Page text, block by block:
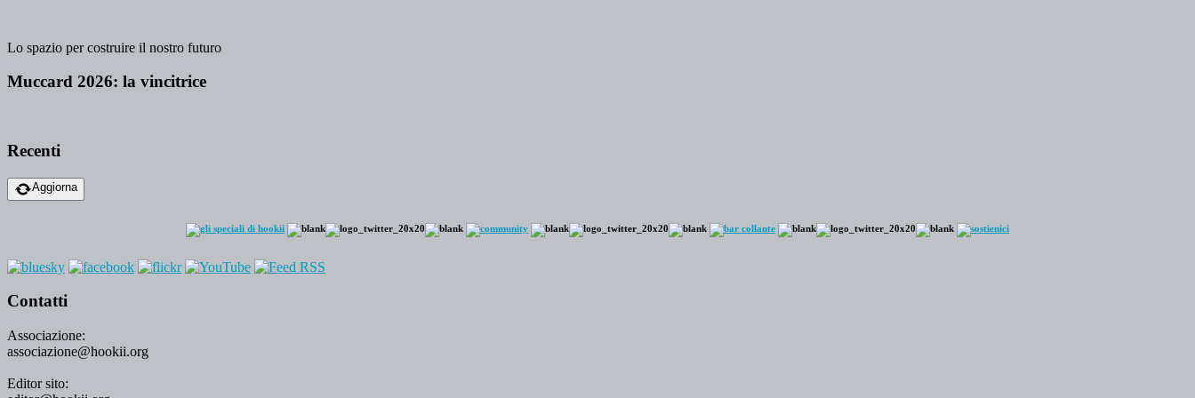
Lo spazio per costruire il nostro futuro
Muccard 2026: la vincitrice
Recenti
Aggiorna
Contatti
Associazione:
associazione@hookii.org
Editor sito: